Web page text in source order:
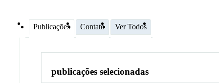
Publicações Contato Ver Todos
publicações selecionadas